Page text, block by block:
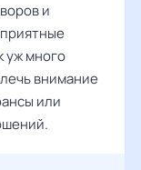
и
уж много
внимание
или